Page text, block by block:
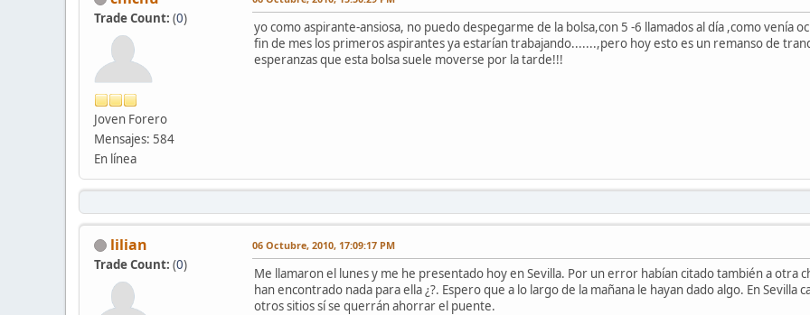
Trade Count: (0)
Joven Forero
Mensajes: 584
En línea
yo como aspirante-ansiosa, no puedo despegarme de la bolsa,con 5 -6 llamados al día ,como venía
fin de mes los primeros aspirantes ya estarían trabajando.......,pero hoy esto es un remanso de
esperanzas que esta bolsa suele moverse por la tarde!!!
lilian
Trade Count: (0)
06 Octubre, 2010, 17:09:17 PM
Me llamaron el lunes y me he presentado hoy en Sevilla. Por un error habían citado también a otra
han encontrado nada para ella ¿?. Espero que a lo largo de la mañana le hayan dado algo. En Sevilla
otros sitios sí se querrán ahorrar el puente.